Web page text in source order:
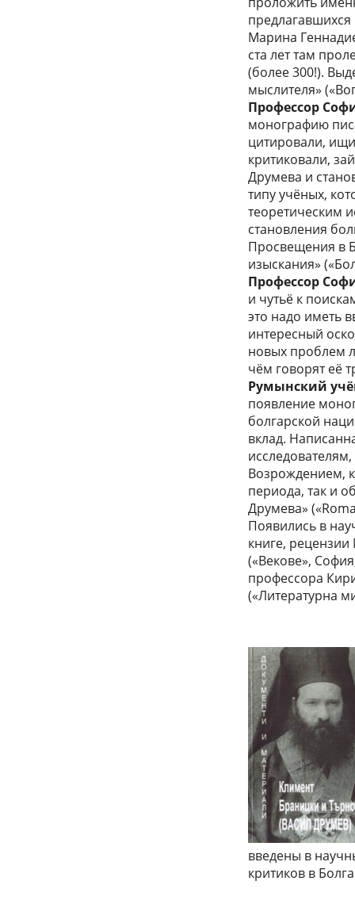
Марина
ста лет там
(более 300!).
мыслителя»
Профессор
монографию
цитировали,
критиковали,
Друмева и
типу учёных,
теоретическим
становле­ния
Просвещения в
изыскания»
Профессор
и чутьё к
это надо иметь
интересный
новых проблем
чём говорят её
Румынский
появление
болгарской
вклад.
Возрождением,
периода, так и
Друмева»
Появились в
книге,
(«Векове»,
профессора
(«Литературна
введены в
критиков в